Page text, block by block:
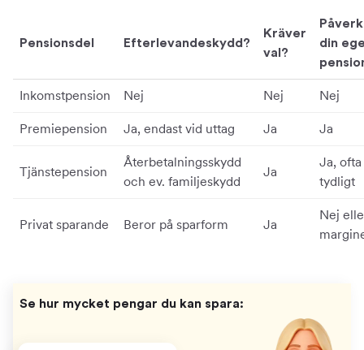
Pensionsdel Efterlevandeskydd?
Kräver
val?
din
Inkomstpension Nej Nej Nej
Premiepension Ja, endast vid uttag Ja Ja
Tjänstepension
Återbetalningsskydd
och ev. familjeskydd
Ja
Ja, ofta
tydligt
Privat sparande Beror på sparform Ja
Nej
Se hur mycket pengar du kan spara: